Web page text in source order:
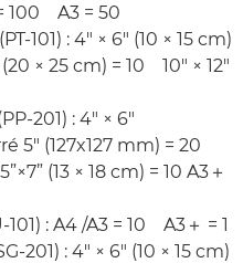
100 A3 = 50
101) : 4" × 6" (10 × 15 cm)
× 25 cm) = 10 10" × 12"
201) : 4" × 6"
5" (127x127 mm) = 20
(13 × 18 cm) = 10 A3＋
: A4 /A3 = 10 A3＋ = 1
201) : 4" × 6" (10 × 15 cm)